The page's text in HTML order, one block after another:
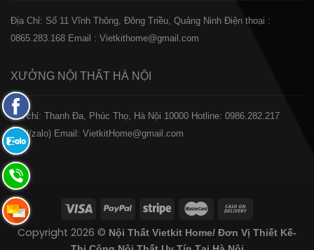
Địa Chỉ: Số 11 Vĩnh Thông, Đông Triều, Quảng Ninh Điện thoại :
0865.283.168 Email : Vietkithome@gmail.com
XƯỞNG NỘI THẤT HÀ NỘI
️Địa chỉ: Thanh Đa, Phúc Thọ, Hà Nội 10000 Hotline: 0986.282.217
(Call/zalo) Email: VietkitHome@gmail.com
Copyright 2026 © Nội Thất Vietkit Home/ Đơn Vị Thiết Kế-
Fanpage
Facebook
Zalo:
0865.283.168
Hotline:
0865.283.168
Hotline:
0865.283.168